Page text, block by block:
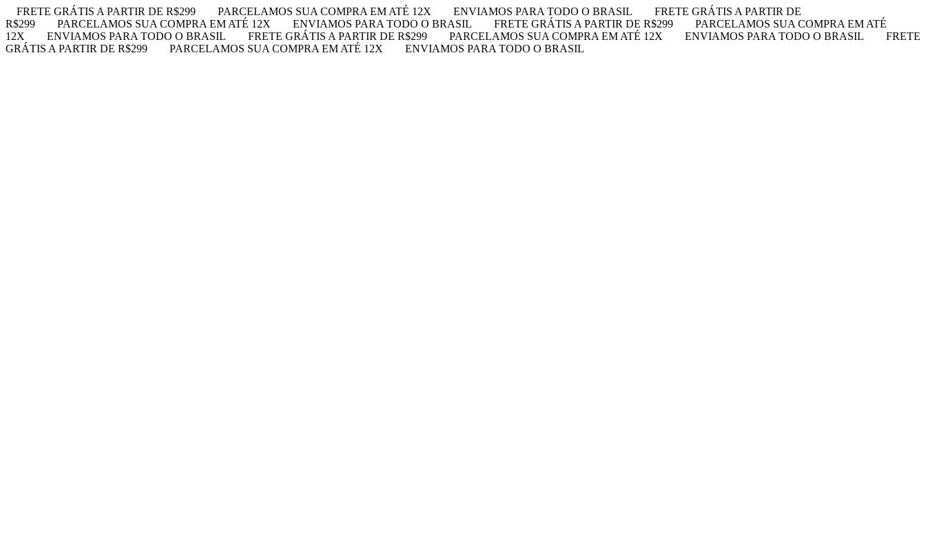
FRETE GRÁTIS A PARTIR DE R$299 PARCELAMOS SUA COMPRA EM ATÉ 12X ENVIAMOS PARA TODO O BRASIL
FRETE GRÁTIS A PARTIR DE
R$299
PARCELAMOS SUA COMPRA EM ATÉ 12X ENVIAMOS PARA TODO O BRASIL FRETE GRÁTIS A PARTIR DE R$299
PARCELAMOS SUA COMPRA EM ATÉ
12X
ENVIAMOS PARA TODO O BRASIL FRETE GRÁTIS A PARTIR DE R$299 PARCELAMOS SUA COMPRA EM ATÉ 12X ENVIAMOS PARA TODO O BRASIL
FRETE
GRÁTIS A PARTIR DE R$299
PARCELAMOS SUA COMPRA EM ATÉ 12X ENVIAMOS PARA TODO O BRASIL